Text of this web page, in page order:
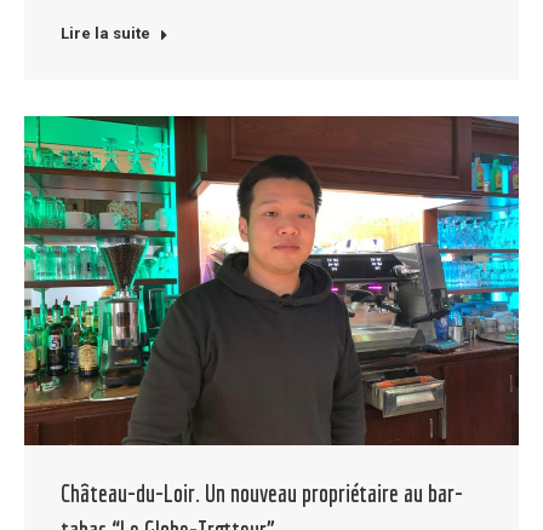
Lire la suite
Château-du-Loir. Un nouveau propriétaire au bar-